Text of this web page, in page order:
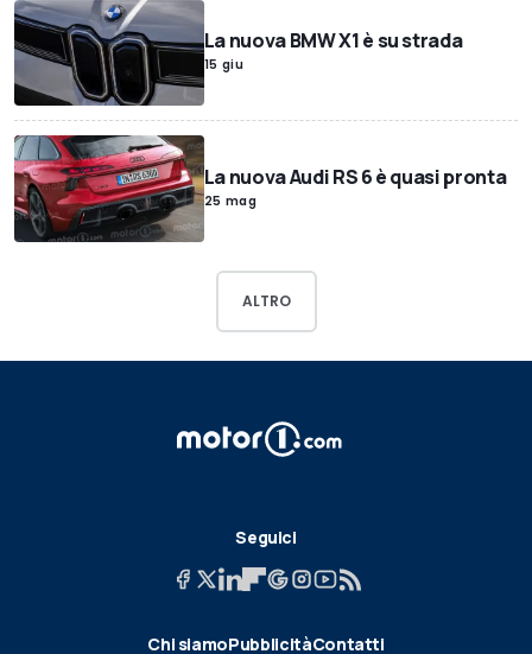
La nuova BMW X1 è su strada
15 giu
La nuova Audi RS 6 è quasi pronta
25 mag
ALTRO
Seguici
Chi siamoPubblicitàContatti